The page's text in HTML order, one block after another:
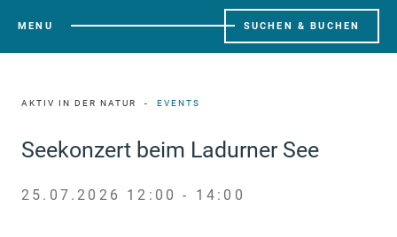
MENU SUCHEN & BUCHEN
AKTIV IN DER NATUR EVENTS
Seekonzert beim Ladurner See
25.07.2026 12:00 - 14:00